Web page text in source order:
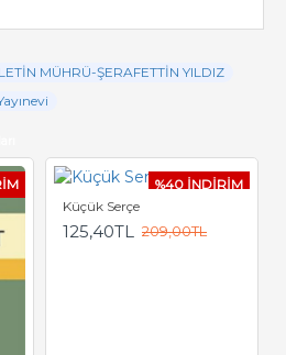
MÜHRÜ-ŞERAFETTİN YILDIZ
%40 İNDİRİM
Küçük Serçe
125,40TL 209,00TL